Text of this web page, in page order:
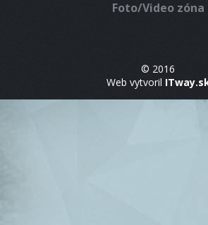
Foto/Video zóna
© 2016
Web vytvoril